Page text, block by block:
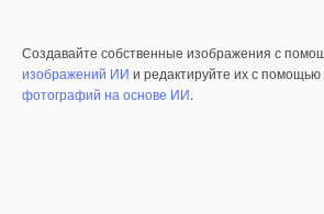
Создавайте собственные изображения с
изображений ИИ и редактируйте их с
фотографий на основе ИИ.